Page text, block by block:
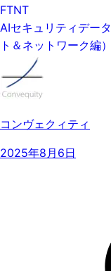
FTNT
AIセキュリティデー
ト＆ネットワーク編）
コンヴェクィティ
2025年8月6日